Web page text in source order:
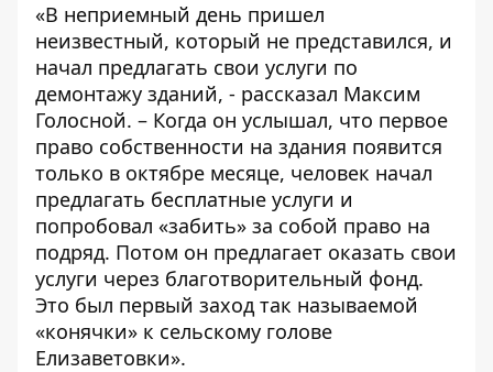
«В неприемный день пришел
неизвестный, который не представился, и
начал предлагать свои услуги по
демонтажу зданий, - рассказал Максим
Голосной. – Когда он услышал, что первое
право собственности на здания появится
только в октябре месяце, человек начал
предлагать бесплатные услуги и
попробовал «забить» за собой право на
подряд. Потом он предлагает оказать свои
услуги через благотворительный фонд.
Это был первый заход так называемой
«конячки» к сельскому голове
Елизаветовки».